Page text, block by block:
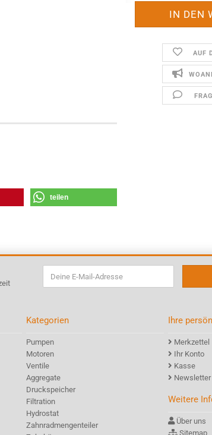
AUF
teilen
Kategorien
Pumpen
Motoren
Ventile
Aggregate
Druckspeicher
Filtration
Hydrostat
Zahnradmengenteiler
Ihre
Merkzettel
Ihr Konto
Kasse
Newsletter
Weitere
Über uns
Sitemap